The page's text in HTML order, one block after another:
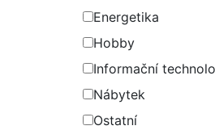
Energetika
Hobby
Informační
Nábytek
Ostatní